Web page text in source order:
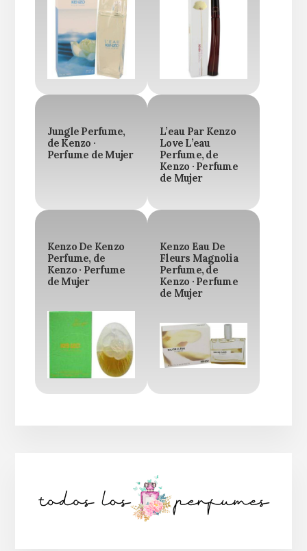
Jungle Perfume,
de Kenzo ·
Perfume de Mujer
L’eau Par Kenzo
Love L’eau
Perfume, de
Kenzo · Perfume
de Mujer
Kenzo De Kenzo
Perfume, de
Kenzo · Perfume
de Mujer
Kenzo Eau De
Fleurs Magnolia
Perfume, de
Kenzo · Perfume
de Mujer
lateral